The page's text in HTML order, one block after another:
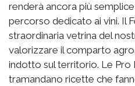
renderà ancora più
percorso dedicato ai vini. Il
straordinaria vetrina del
valorizzare il comparto
indotto sul territorio. Le
tramandano ricette che